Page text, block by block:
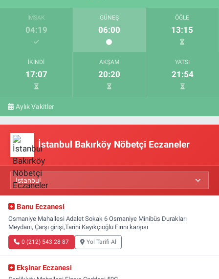
İMSAK
04:19
GÜNEŞ
06:00
ÖĞLE
13:15
İKINDI
17:07
AKŞAM
20:20
YATSI
21:54
Aylık Vakitler
İstanbul Bakırköy Nöbetçi Eczaneler
Banu Eczanesi
Osmaniye Mahallesi Adalet Sokak 6 Osmaniye Minibüs Durakları
Meydanı, Çarşı girişi,Tarihi Kayıkçıoğlu Fırını karşısı
0 (212) 543 28 87 Yol Tarifi Al
Ekşinar Eczanesi